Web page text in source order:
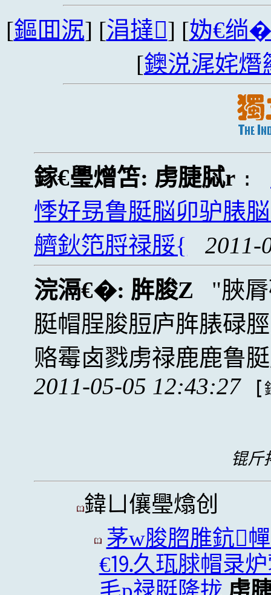
[鏂囬泦] [涓撻] [妫€绱
[鐭涚浘姹熸
鎵€璺熷笘: 虏脻脦r :
悸好昮鲁脡脳卯驴脿
艩鈥笵脟禄脮{
2011-
浣滆€�: 脌脧Z
脥
脡帽脭脧脰庐脌脿碌
赂霉卤戮虏禄鹿鹿鲁
2011-05-05 12:43:27
[
锟斤
鍏ㄩ儴璺熻创
茅w脧脗脽鈧
€⒚久珁脙帽录炉